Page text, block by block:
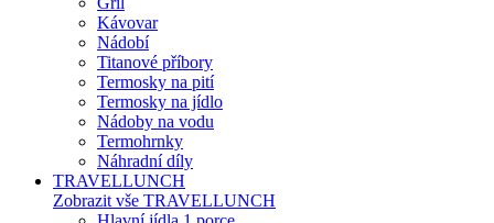
Kávovar
Nádobí
Titanové příbory
Termosky na pití
Termosky na jídlo
Nádoby na vodu
Termohrnky
Náhradní díly
TRAVELLUNCH
Zobrazit vše TRAVELLUNCH